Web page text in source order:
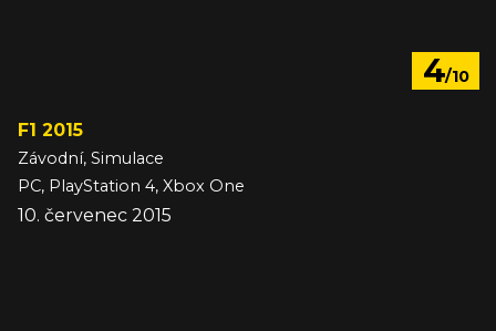
4/10
F1 2015
Závodní, Simulace
PC, PlayStation 4, Xbox One
10. červenec 2015